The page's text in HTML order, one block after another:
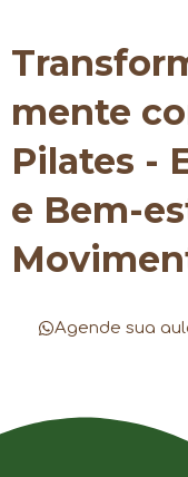
mente
Pilates -
e Bem-
Agende sua